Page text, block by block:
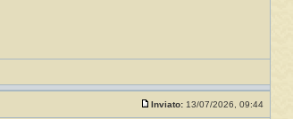
Inviato: 13/07/2026, 09:44